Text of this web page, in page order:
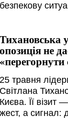
безпекову
Тихановська
опозиція не
«перегорнути
25 травня
Світлана
Києва. Її візит
жест, а сигнал: